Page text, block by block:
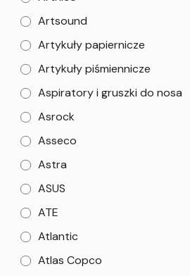
Artsound
Artykuły papiernicze
Artykuły piśmiennicze
Aspiratory i gruszki do nosa
Asrock
Asseco
Astra
ASUS
ATE
Atlantic
Atlas Copco